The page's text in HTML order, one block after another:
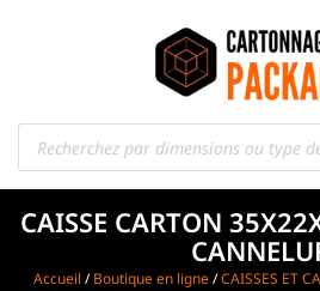
CAISSE CARTON
Accueil /Boutique en ligne/CAISSES ET